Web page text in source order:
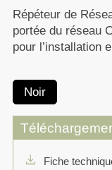
Répéteur de
portée du réseau
pour l’installation
Noir
download Fiche